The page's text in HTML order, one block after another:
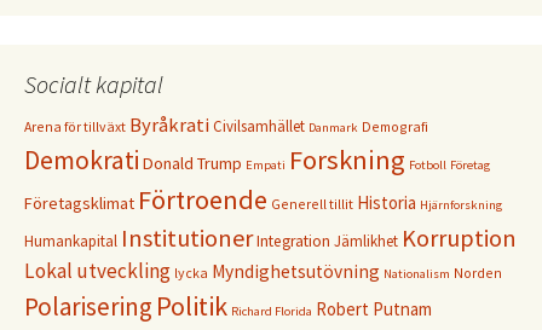
Socialt kapital
Arena för tillväxt ByråkratiCivilsamhället Danmark Demografi
Demokrati Donald Trump Empati Forskning Fotboll Företag
Företagsklimat Förtroende Generell tillit Historia Hjärnforskning
Humankapital InstitutionerIntegration Jämlikhet Korruption
Lokal utveckling lycka Myndighetsutövning Nationalism Norden
Polarisering Politik Richard Florida Robert Putnam